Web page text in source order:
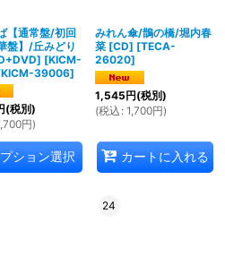
【通常盤/初回
盤】/丘みどり
[KICM-
39006]
(税別)
円)
ション選択
みれん傘/鵲の橋/堀内春
菜 [CD] [TECA-
26020]
1,545円(税別)
(税込 : 1,700円)
カートに入れる
24